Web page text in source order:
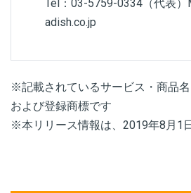
Tel：03-5759-0334（代表
adish.co.jp
※記載されているサービス・商品
および登録商標です
※本リリース情報は、2019年8月1